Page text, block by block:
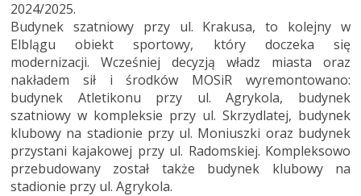
2024/2025.
Budynek szatniowy przy ul. Krakusa, to kolejny w
Elblągu obiekt sportowy, który doczeka się
modernizacji. Wcześniej decyzją władz miasta oraz
nakładem sił i środków MOSiR wyremontowano:
budynek Atletikonu przy ul. Agrykola, budynek
szatniowy w kompleksie przy ul. Skrzydlatej, budynek
klubowy na stadionie przy ul. Moniuszki oraz budynek
przystani kajakowej przy ul. Radomskiej. Kompleksowo
przebudowany został także budynek klubowy na
stadionie przy ul. Agrykola.